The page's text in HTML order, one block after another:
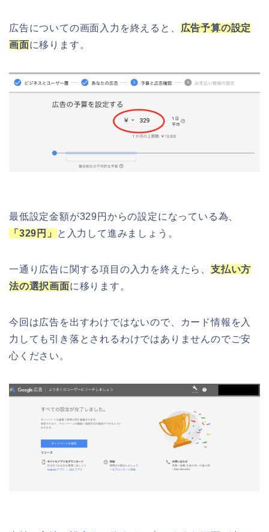
広告についての画面入力を終えると、 広告予算の設定
画面に移ります。
最低設定金額が329円からの設定になっている為、
「329円」
と入力して進みましょう。
一通り広告に関する項目の入力を終えたら、 支払い方
法の選択画面に移ります。
今回は広告を出すわけではないので、カード情報を入
力しても引き落とされるわけではありませんのでご安
心ください。